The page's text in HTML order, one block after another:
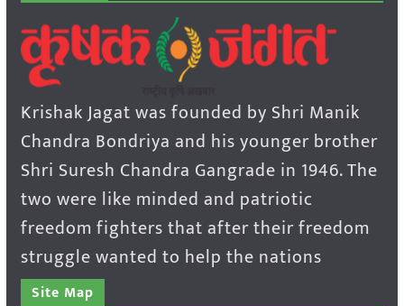
Krishak Jagat was founded by Shri Manik
Chandra Bondriya and his younger brother
Shri Suresh Chandra Gangrade in 1946. The
two were like minded and patriotic
freedom fighters that after their freedom
struggle wanted to help the nations
Site Map